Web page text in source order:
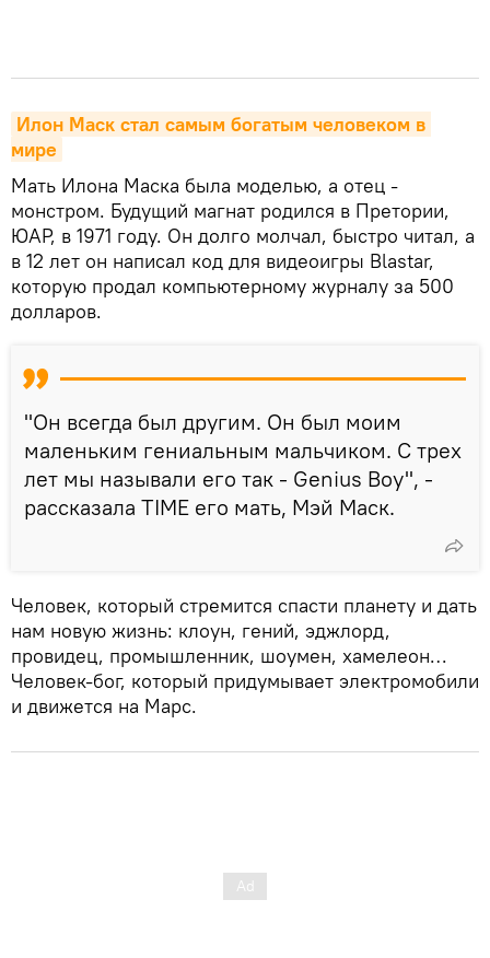
Илон Маск стал самым богатым человеком в
мире
Мать Илона Маска была моделью, а отец -
монстром. Будущий магнат родился в Претории,
ЮАР, в 1971 году. Он долго молчал, быстро читал, а
в 12 лет он написал код для видеоигры Blastar,
которую продал компьютерному журналу за 500
долларов.
"Он всегда был другим. Он был моим
маленьким гениальным мальчиком. С трех
лет мы называли его так - Genius Boy", -
рассказала TIME его мать, Мэй Маск.
Человек, который стремится спасти планету и дать
нам новую жизнь: клоун, гений, эджлорд,
провидец, промышленник, шоумен, хамелеон…
Человек-бог, который придумывает электромобили
и движется на Марс.